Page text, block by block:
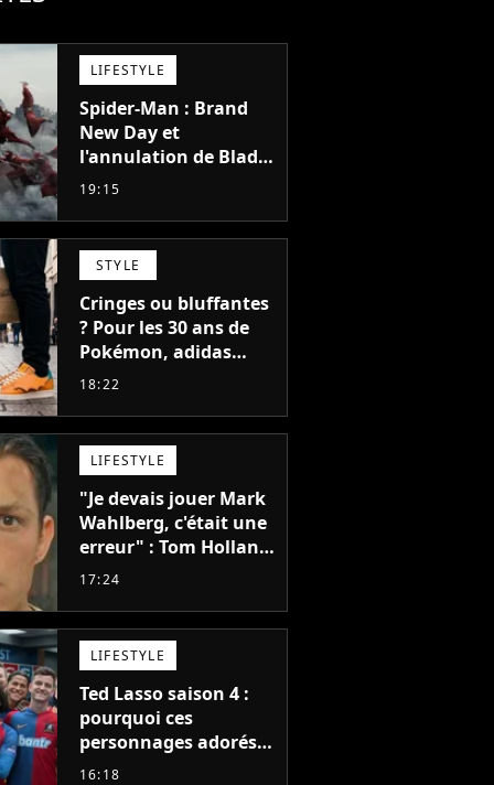
LIFESTYLE
Spider-Man : Brand
New Day et
l'annulation de Blade
montrent que Marvel
faire quoi que ce soit
de simple
19:15
STYLE
Cringes ou bluffantes
? Pour les 30 ans de
Pokémon, adidas
dévoile une énorme
et je ne sais pas quoi
en penser
18:22
LIFESTYLE
"Je devais jouer Mark
Wahlberg, c'était une
erreur" : Tom Holland,
la star de Spider-Man,
blockbuster
17:24
LIFESTYLE
Ted Lasso saison 4 :
pourquoi ces
personnages adorés
des fans ne sont pas
16:18